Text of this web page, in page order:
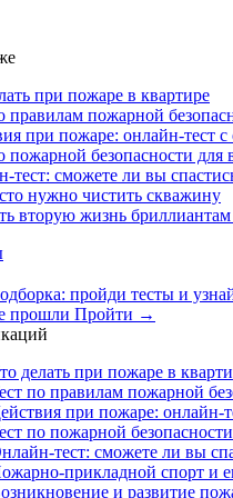
при пожаре в квартире
правилам пожарной
при пожаре: онлайн-тест с
пожарной безопасности для
тест: сможете ли вы
нужно чистить скважину
вторую жизнь бриллиантам
пройди тесты и
прошли Пройти →
делать при пожаре в
по правилам пожарной
при пожаре: онлайн-
по пожарной
тест: сможете ли вы
прикладной спорт и
и развитие